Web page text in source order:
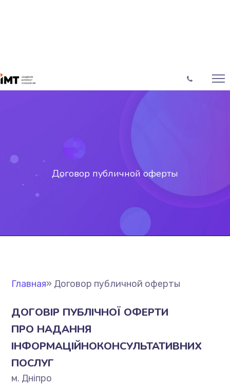
Договор публичной оферты
Главная» Договор публичной оферты
ДОГОВІР ПУБЛІЧНОЇ ОФЕРТИ
ПРО НАДАННЯ
ІНФОРМАЦІЙНОКОНСУЛЬТАТИВНИХ
ПОСЛУГ
м. Днiпро